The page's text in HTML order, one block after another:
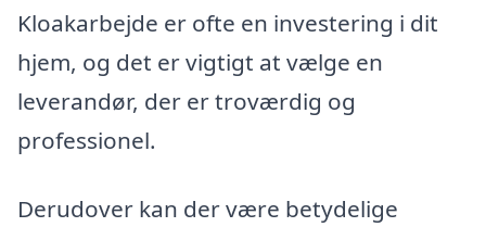
Kloakarbejde er ofte en investering i dit
hjem, og det er vigtigt at vælge en
leverandør, der er troværdig og
professionel.
Derudover kan der være betydelige